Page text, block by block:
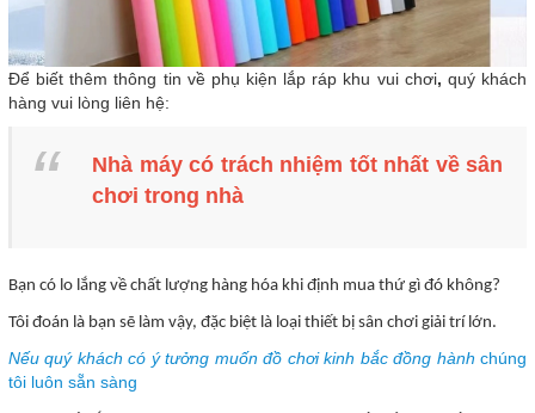
Để biết thêm thông tin về phụ kiện lắp ráp khu vui chơi, quý khách
hàng vui lòng liên hệ:
Nhà máy có trách nhiệm tốt nhất về sân
chơi trong nhà
Bạn có lo lắng về chất lượng hàng hóa khi định mua thứ gì đó không?
Tôi đoán là bạn sẽ làm vậy, đặc biệt là loại thiết bị sân chơi giải trí lớn.
Nếu quý khách có ý tưởng muốn đồ chơi kinh bắc đồng hành chúng
tôi luôn sẵn sàng